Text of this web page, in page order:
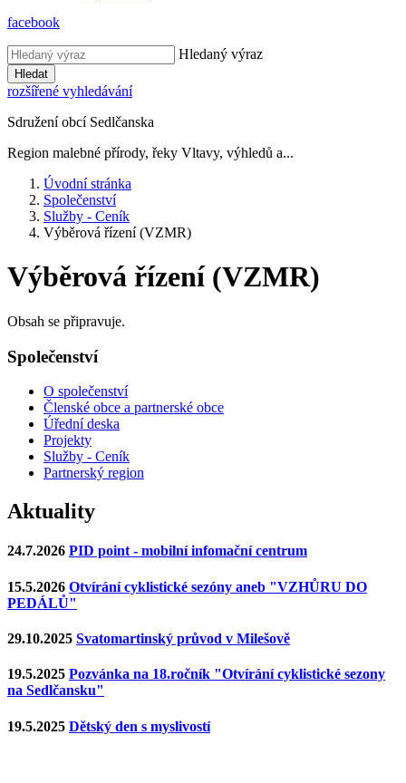
facebook
Hledaný výraz
Hledat
rozšířené vyhledávání
Sdružení obcí Sedlčanska
Region malebné přírody, řeky Vltavy, výhledů a...
Úvodní stránka
Společenství
Služby - Ceník
Výběrová řízení (VZMR)
Výběrová řízení (VZMR)
Obsah se připravuje.
Společenství
O společenství
Členské obce a partnerské obce
Úřední deska
Projekty
Služby - Ceník
Partnerský region
Aktuality
24.7.2026 PID point - mobilní infomační centrum
15.5.2026 Otvírání cyklistické sezóny aneb "VZHŮRU DO
PEDÁLŮ"
29.10.2025 Svatomartinský průvod v Milešově
19.5.2025 Pozvánka na 18.ročník "Otvírání cyklistické sezony
na Sedlčansku"
19.5.2025 Dětský den s myslivostí